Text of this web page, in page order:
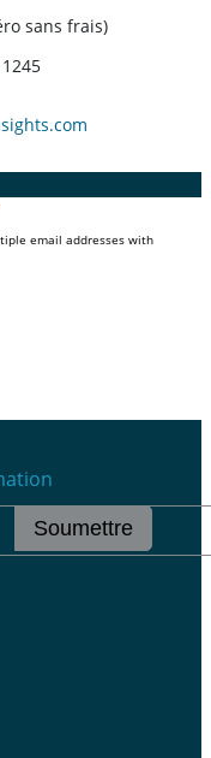
sans frais)
email addresses with
Soumettre